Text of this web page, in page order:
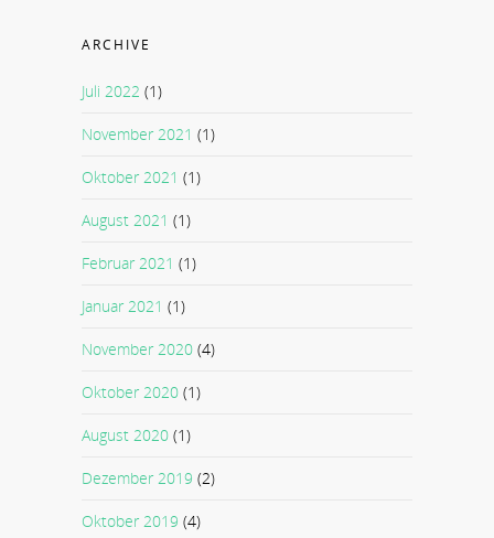
ARCHIVE
Juli 2022 (1)
November 2021 (1)
Oktober 2021 (1)
August 2021 (1)
Februar 2021 (1)
Januar 2021 (1)
November 2020 (4)
Oktober 2020 (1)
August 2020 (1)
Dezember 2019 (2)
Oktober 2019 (4)